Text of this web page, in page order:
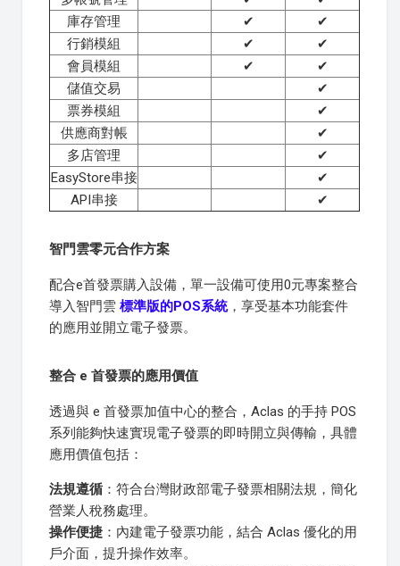
庫存管理
✔
✔
行銷模組
✔
✔
會員模組
✔
✔
儲值交易
✔
票券模組
✔
供應商對帳
✔
多店管理
✔
EasyStore串接
✔
API串接
✔
智門雲零元合作方案
配合e首發票購入設備，單一設備可使用0元專案整合
導入智門雲 標準版的POS系統，享受基本功能套件
的應用並開立電子發票。
整合 e 首發票的應用價值
透過與 e 首發票加值中心的整合，Aclas 的手持 POS
系列能夠快速實現電子發票的即時開立與傳輸，具體
應用價值包括：
法規遵循 ：符合台灣財政部電子發票相關法規，簡化
營業人稅務處理。
操作便捷 ：內建電子發票功能，結合 Aclas 優化的用
戶介面，提升操作效率。